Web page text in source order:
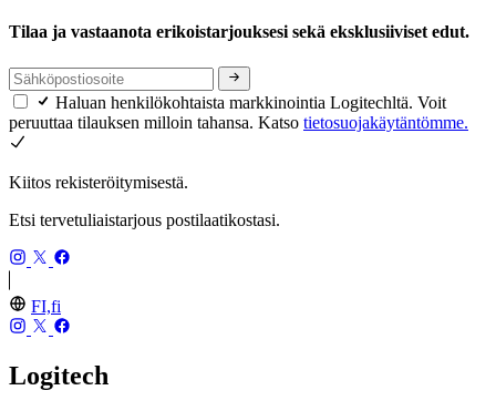
Tilaa ja vastaanota erikoistarjouksesi sekä eksklusiiviset edut.
Haluan henkilökohtaista markkinointia Logitechltä. Voit
peruuttaa tilauksen milloin tahansa. Katso tietosuojakäytäntömme.
Kiitos rekisteröitymisestä.
Etsi tervetuliaistarjous postilaatikostasi.
FI,fi
Logitech